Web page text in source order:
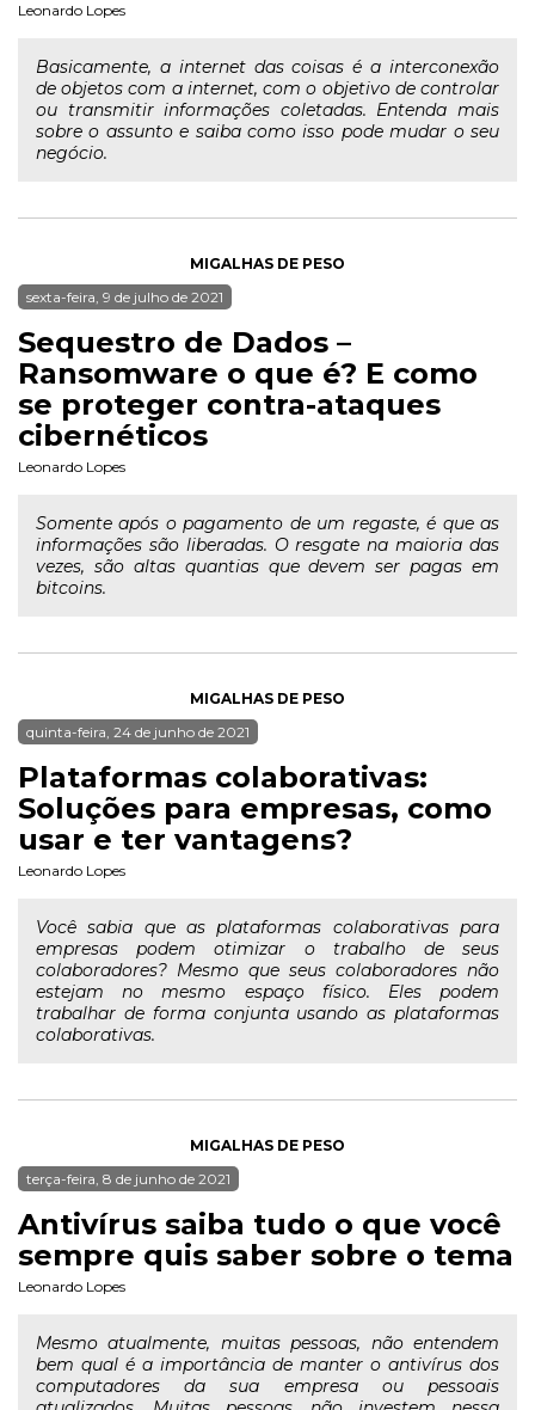
Leonardo Lopes
Basicamente, a internet das coisas é a interconexão
de objetos com a internet, com o objetivo de controlar
ou transmitir informações coletadas. Entenda mais
sobre o assunto e saiba como isso pode mudar o seu
negócio.
MIGALHAS DE PESO
sexta-feira, 9 de julho de 2021
Sequestro de Dados –
Ransomware o que é? E como
se proteger contra-ataques
cibernéticos
Leonardo Lopes
Somente após o pagamento de um regaste, é que as
informações são liberadas. O resgate na maioria das
vezes, são altas quantias que devem ser pagas em
bitcoins.
MIGALHAS DE PESO
quinta-feira, 24 de junho de 2021
Plataformas colaborativas:
Soluções para empresas, como
usar e ter vantagens?
Leonardo Lopes
Você sabia que as plataformas colaborativas para
empresas podem otimizar o trabalho de seus
colaboradores? Mesmo que seus colaboradores não
estejam no mesmo espaço físico. Eles podem
trabalhar de forma conjunta usando as plataformas
colaborativas.
MIGALHAS DE PESO
terça-feira, 8 de junho de 2021
Antivírus saiba tudo o que você
sempre quis saber sobre o tema
Leonardo Lopes
Mesmo atualmente, muitas pessoas, não entendem
bem qual é a importância de manter o antivírus dos
computadores da sua empresa ou pessoais